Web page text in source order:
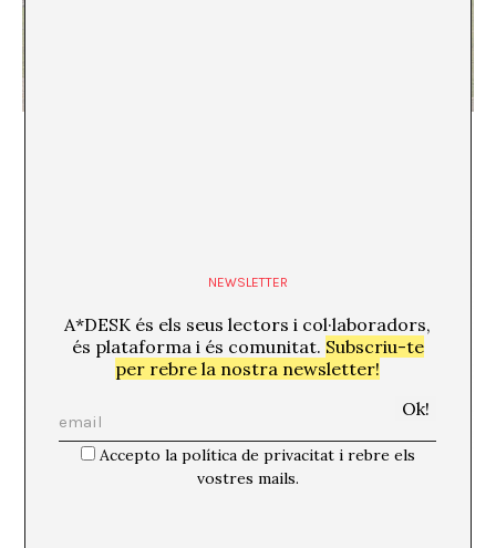
Geologia en moviment. Navegant entre pedres i
NEWSLETTER
A*DESK és els seus lectors i col·laboradors,
és plataforma i és comunitat. Subscriu-te
per rebre la nostra newsletter!
Accepto la política de privacitat i rebre els
vostres mails.